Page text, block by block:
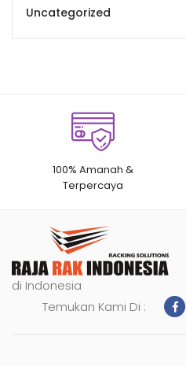
Uncategorized
100% Amanah &
Terpercaya
di Indonesia
Temukan Kami Di :